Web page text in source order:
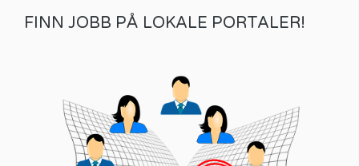
FINN JOBB PÅ LOKALE PORTALER!